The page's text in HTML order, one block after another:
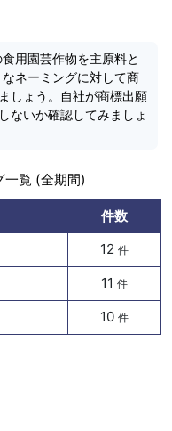
用園芸作物を主原料と
ネーミングに対して商
しょう。自社が商標出願
ないか確認してみましょ
一覧 (全期間)
件数
12 件
11 件
10 件